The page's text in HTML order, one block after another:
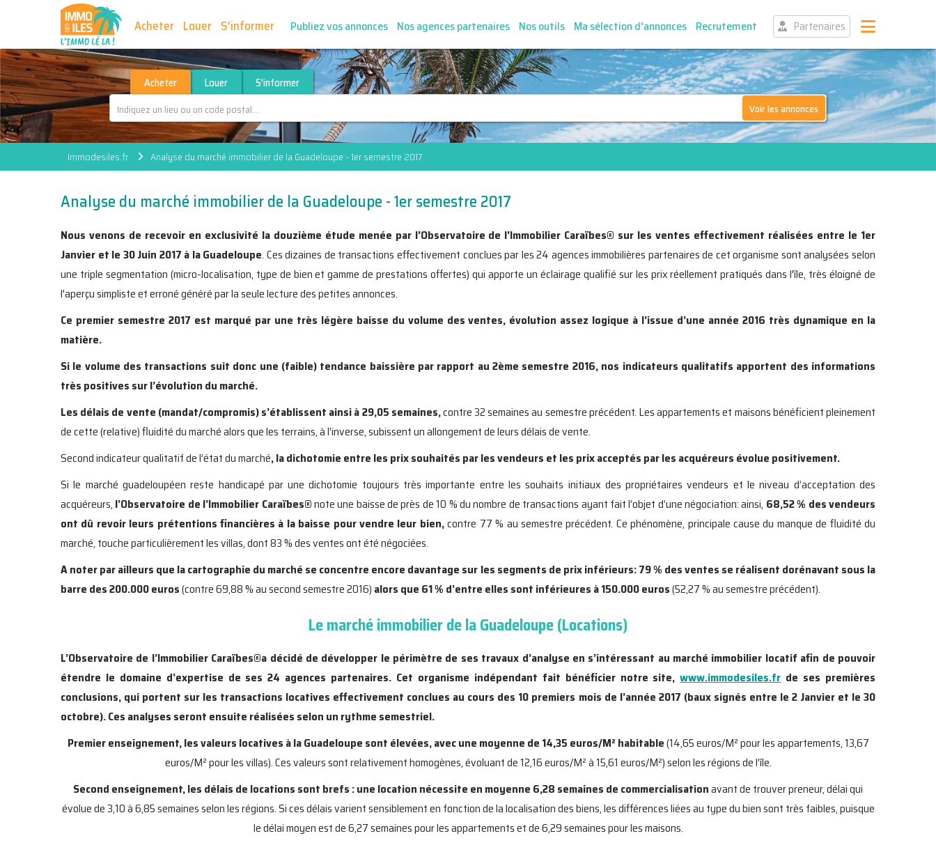
Acheter Louer S'informer Publiez vos annonces Nos agences partenaires Nos outils Ma sélection d'annonces Recrutement Partenaires
Acheter Louer S'informer
Voir les annonces
Immodesiles.fr Analyse du marché immobilier de la Guadeloupe - 1er semestre 2017
Analyse du marché immobilier de la Guadeloupe - 1er semestre 2017
Nous venons de recevoir en exclusivité la douzième étude menée par l'Observatoire de l'Immobilier Caraïbes® sur les ventes effectivement réalisées entre le 1er
Janvier et le 30 Juin 2017 à la Guadeloupe. Ces dizaines de transactions effectivement conclues par les 24 agences immobilières partenaires de cet organisme sont analysées selon
une triple segmentation (micro-localisation, type de bien et gamme de prestations offertes) qui apporte un éclairage qualifié sur les prix réellement pratiqués dans l'île, très éloigné de
l'aperçu simpliste et erroné généré par la seule lecture des petites annonces.
Ce premier semestre 2017 est marqué par une très légère baisse du volume des ventes, évolution assez logique à l’issue d’une année 2016 très dynamique en la
matière.
Si le volume des transactions suit donc une (faible) tendance baissière par rapport au 2ème semestre 2016, nos indicateurs qualitatifs apportent des informations
très positives sur l’évolution du marché.
Les délais de vente (mandat/compromis) s’établissent ainsi à 29,05 semaines,contre 32 semaines au semestre précédent. Les appartements et maisons bénéficient pleinement
de cette (relative) fluidité du marché alors que les terrains, à l’inverse, subissent un allongement de leurs délais de vente.
Second indicateur qualitatif de l’état du marché, la dichotomie entre les prix souhaités par les vendeurs et les prix acceptés par les acquéreurs évolue positivement.
Si le marché guadeloupéen reste handicapé par une dichotomie toujours très importante entre les souhaits initiaux des propriétaires vendeurs et le niveau d’acceptation des
acquéreurs, l’Observatoire de l’Immobilier Caraïbes®note une baisse de près de 10 % du nombre de transactions ayant fait l’objet d’une négociation: ainsi, 68,52 % des vendeurs
ont dû revoir leurs prétentions financières à la baisse pour vendre leur bien,contre 77 % au semestre précédent. Ce phénomène, principale cause du manque de fluidité du
marché, touche particulièrement les villas, dont 83 % des ventes ont été négociées.
A noter par ailleurs que la cartographie du marché se concentre encore davantage sur les segments de prix inférieurs: 79 % des ventes se réalisent dorénavant sous la
barre des 200.000 euros(contre 69,88 % au second semestre 2016) alors que 61 % d’entre elles sont inférieures à 150.000 euros(52,27 % au semestre précédent).
Le marché immobilier de la Guadeloupe (Locations)
L’Observatoire de l’Immobilier Caraïbes®a décidé de développer le périmètre de ses travaux d’analyse en s’intéressant au marché immobilier locatif afin de pouvoir
étendre le domaine d’expertise de ses 24 agences partenaires. Cet organisme indépendant fait bénéficier notre site,www.immodesiles.frde ses premières
conclusions, qui portent sur les transactions locatives effectivement conclues au cours des 10 premiers mois de l’année 2017 (baux signés entre le 2 Janvier et le 30
octobre). Ces analyses seront ensuite réalisées selon un rythme semestriel.
Premier enseignement, les valeurs locatives à la Guadeloupe sont élevées, avec une moyenne de 14,35 euros/M² habitable(14,65 euros/M² pour les appartements, 13,67
euros/M² pour les villas). Ces valeurs sont relativement homogènes, évoluant de 12,16 euros/M² à 15,61 euros/M²) selon les régions de l’île.
Second enseignement, les délais de locations sont brefs : une location nécessite en moyenne 6,28 semaines de commercialisationavant de trouver preneur, délai qui
évolue de 3,10 à 6,85 semaines selon les régions. Si ces délais varient sensiblement en fonction de la localisation des biens, les différences liées au type du bien sont très faibles, puisque
le délai moyen est de 6,27 semaines pour les appartements et de 6,29 semaines pour les maisons.